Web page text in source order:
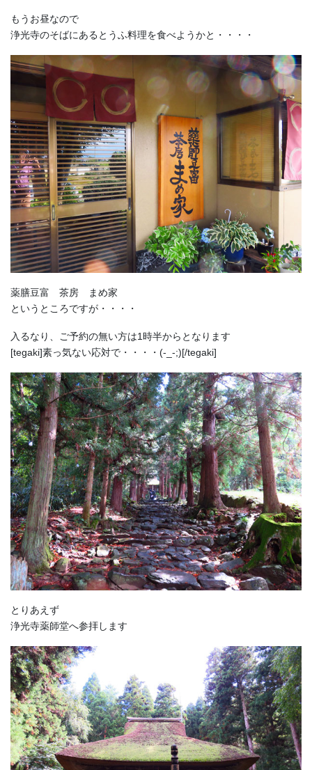
もうお昼なので
浄光寺のそばにあるとうふ料理を食べようかと・・・・
薬膳豆富 茶房 まめ家
というところですが・・・・
入るなり、ご予約の無い方は1時半からとなります
[tegaki]素っ気ない応対で・・・・(-_-;)[/tegaki]
とりあえず
浄光寺薬師堂へ参拝します